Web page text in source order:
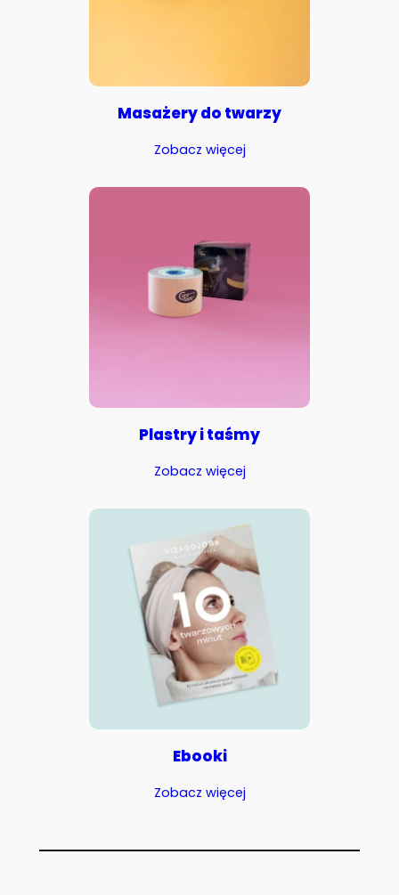
Masażery do twarzy
Zobacz więcej
Plastry i taśmy
Zobacz więcej
Ebooki
Zobacz więcej